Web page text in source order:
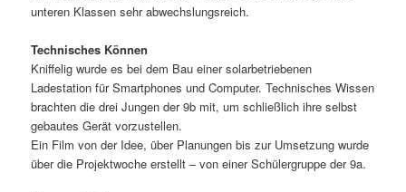
unteren Klassen sehr abwechslungsreich.
Technisches Können
Kniffelig wurde es bei dem Bau einer solarbetriebenen
Ladestation für Smartphones und Computer. Technisches Wissen
brachten die drei Jungen der 9b mit, um schließlich ihre selbst
gebautes Gerät vorzustellen.
Ein Film von der Idee, über Planungen bis zur Umsetzung wurde
über die Projektwoche erstellt – von einer Schülergruppe der 9a.